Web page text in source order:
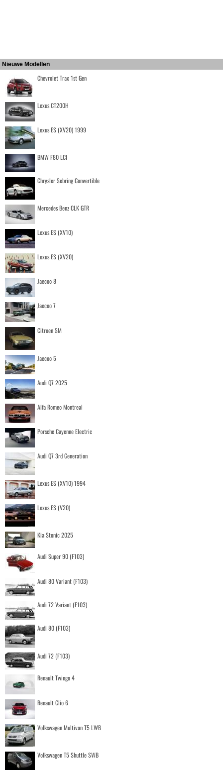
Nieuwe Modellen
Chevrolet Trax 1st Gen
Lexus CT200H
Lexus ES (XV20) 1999
BMW F80 LCI
Chrysler Sebring Convertible
Mercedes Benz CLK GTR
Lexus ES (XV10)
Lexus ES (XV20)
Jaecoo 8
Jaecoo 7
Citroen SM
Jaecoo 5
Audi Q7 2025
Alfa Romeo Montreal
Porsche Cayenne Electric
Audi Q7 3rd Generation
Lexus ES (XV10) 1994
Lexus ES (V20)
Kia Stonic 2025
Audi Super 90 (F103)
Audi 80 Variant (F103)
Audi 72 Variant (F103)
Audi 80 (F103)
Audi 72 (F103)
Renault Twingo 4
Renault Clio 6
Volkswagen Multivan T5 LWB
Volkswagen T5 Shuttle SWB